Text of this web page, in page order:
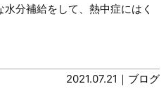
分補給をして、熱中症にはく
2021.07.21｜ ブログ